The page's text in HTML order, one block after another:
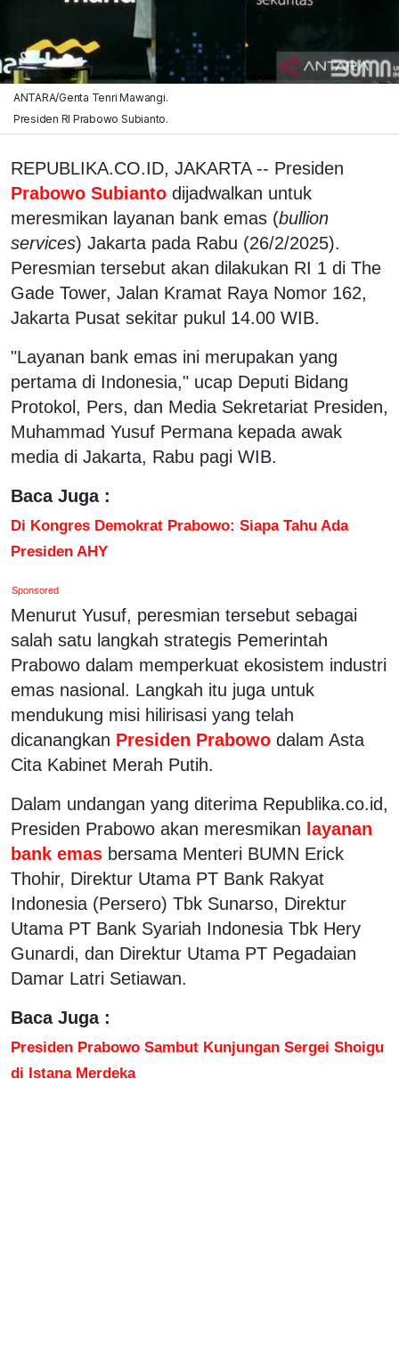
ANTARA/Genta Tenri Mawangi.
Presiden RI Prabowo Subianto.
REPUBLIKA.CO.ID, JAKARTA -- Presiden
Prabowo Subianto dijadwalkan untuk
meresmikan layanan bank emas (bullion
services) Jakarta pada Rabu (26/2/2025).
Peresmian tersebut akan dilakukan RI 1 di The
Gade Tower, Jalan Kramat Raya Nomor 162,
Jakarta Pusat sekitar pukul 14.00 WIB.
"Layanan bank emas ini merupakan yang
pertama di Indonesia," ucap Deputi Bidang
Protokol, Pers, dan Media Sekretariat Presiden,
Muhammad Yusuf Permana kepada awak
media di Jakarta, Rabu pagi WIB.
Baca Juga :
Di Kongres Demokrat Prabowo: Siapa Tahu Ada
Presiden AHY
Sponsored
Menurut Yusuf, peresmian tersebut sebagai
salah satu langkah strategis Pemerintah
Prabowo dalam memperkuat ekosistem industri
emas nasional. Langkah itu juga untuk
mendukung misi hilirisasi yang telah
dicanangkan Presiden Prabowo dalam Asta
Cita Kabinet Merah Putih.
Dalam undangan yang diterima Republika.co.id,
Presiden Prabowo akan meresmikan layanan
bank emas bersama Menteri BUMN Erick
Thohir, Direktur Utama PT Bank Rakyat
Indonesia (Persero) Tbk Sunarso, Direktur
Utama PT Bank Syariah Indonesia Tbk Hery
Gunardi, dan Direktur Utama PT Pegadaian
Damar Latri Setiawan.
Baca Juga :
Presiden Prabowo Sambut Kunjungan Sergei Shoigu
di Istana Merdeka